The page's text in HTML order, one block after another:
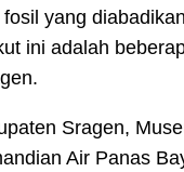
yang
ini adalah
Sragen,
Air Panas